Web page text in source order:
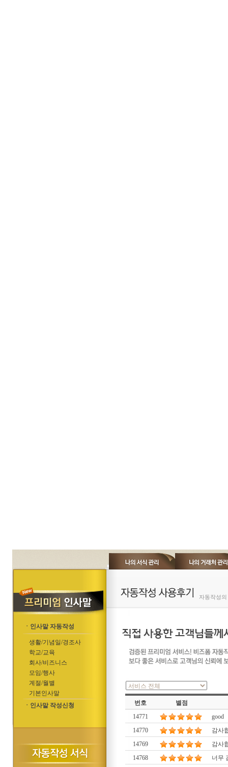
ㆍ인사말 자동작성
생활/기념일/경조사
학교/교육
회사/비즈니스
모임/행사
계절/월별
기본인사말
ㆍ인사말 작성신청
자동작성
번호
별점
14771
good
14770
감사
14769
감사
14768
너무